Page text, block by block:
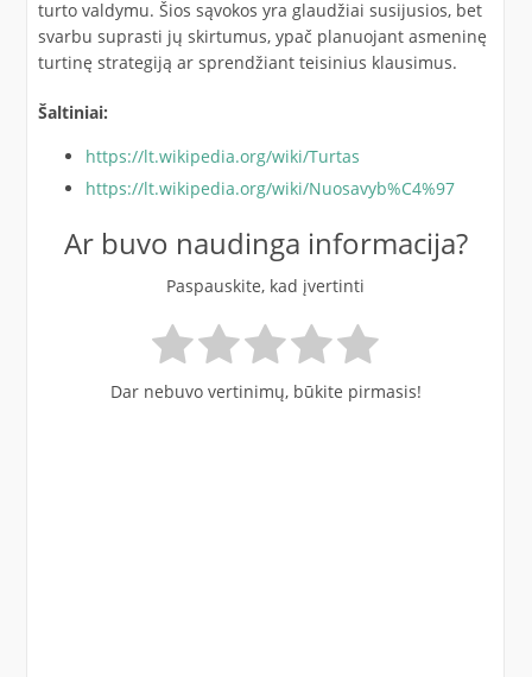
turto valdymu. Šios sąvokos yra glaudžiai susijusios, bet
svarbu suprasti jų skirtumus, ypač planuojant asmeninę
turtinę strategiją ar sprendžiant teisinius klausimus.
Šaltiniai:
https://lt.wikipedia.org/wiki/Turtas
https://lt.wikipedia.org/wiki/Nuosavyb%C4%97
Ar buvo naudinga informacija?
Paspauskite, kad įvertinti
Dar nebuvo vertinimų, būkite pirmasis!